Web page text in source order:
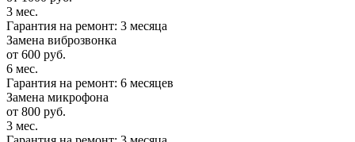
3 мес.
Гарантия на ремонт: 3 месяца
Замена виброзвонка
от 600 руб.
6 мес.
Гарантия на ремонт: 6 месяцев
Замена микрофона
от 800 руб.
3 мес.